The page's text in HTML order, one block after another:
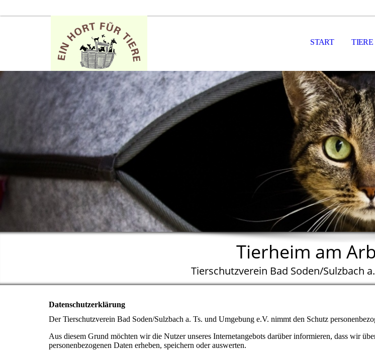
START TIERE
Tierheim am
Tierschutzverein Bad Soden/Sulzbach
Datenschutzerklärung
Der Tierschutzverein Bad Soden/Sulzbach a. Ts. und Umgebung e.V. nimmt den Schutz
Aus diesem Grund möchten wir die Nutzer unseres Internetangebots darüber informieren, dass wir
personenbezogenen Daten erheben, speichern oder auswerten.